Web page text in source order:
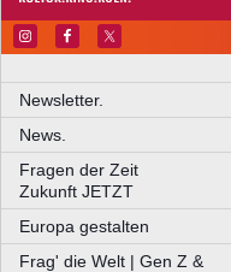
Newsletter.
News.
Fragen der Zeit
Zukunft JETZT
Europa gestalten
Frag' die Welt | Gen Z &